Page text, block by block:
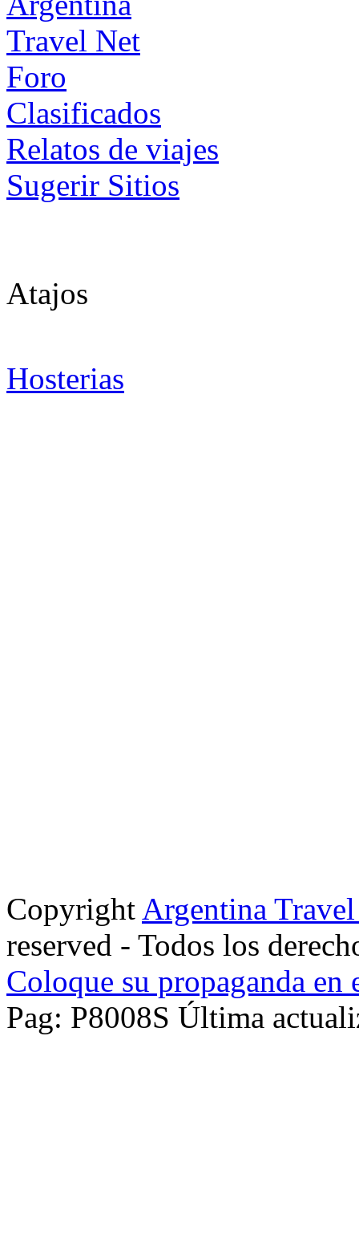
Foro
Clasificados
Relatos de viajes
Sugerir Sitios
Atajos
Hosterias
Copyright Argentina
reserved - Todos los
Coloque su propaganda en
Pag: P8008S Última